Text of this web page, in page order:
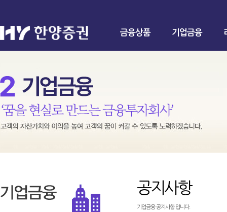
금융상품 기업금융
공지사항
기업금융 공지사항 입니다.